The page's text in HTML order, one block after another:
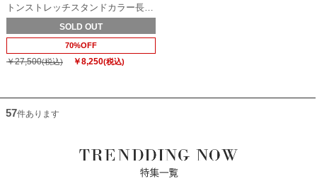
トンストレッチスタンドカラー長袖
シャツ
SOLD OUT
70%OFF
￥27,500(税込) ￥8,250(税込)
57件あります